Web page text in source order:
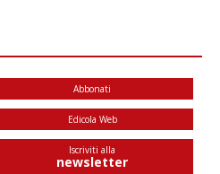
Abbonati
Edicola Web
Iscriviti alla
newsletter